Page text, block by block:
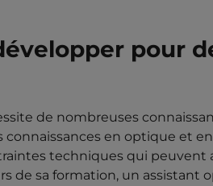
pour
de nombreuses
en optique et
techniques qui peuvent
de sa formation, un